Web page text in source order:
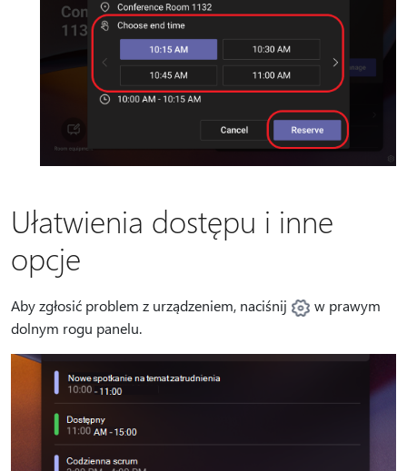
Ułatwienia dostępu i inne
opcje
Aby zgłosić problem z urządzeniem, naciśnij
w prawym
dolnym rogu panelu.